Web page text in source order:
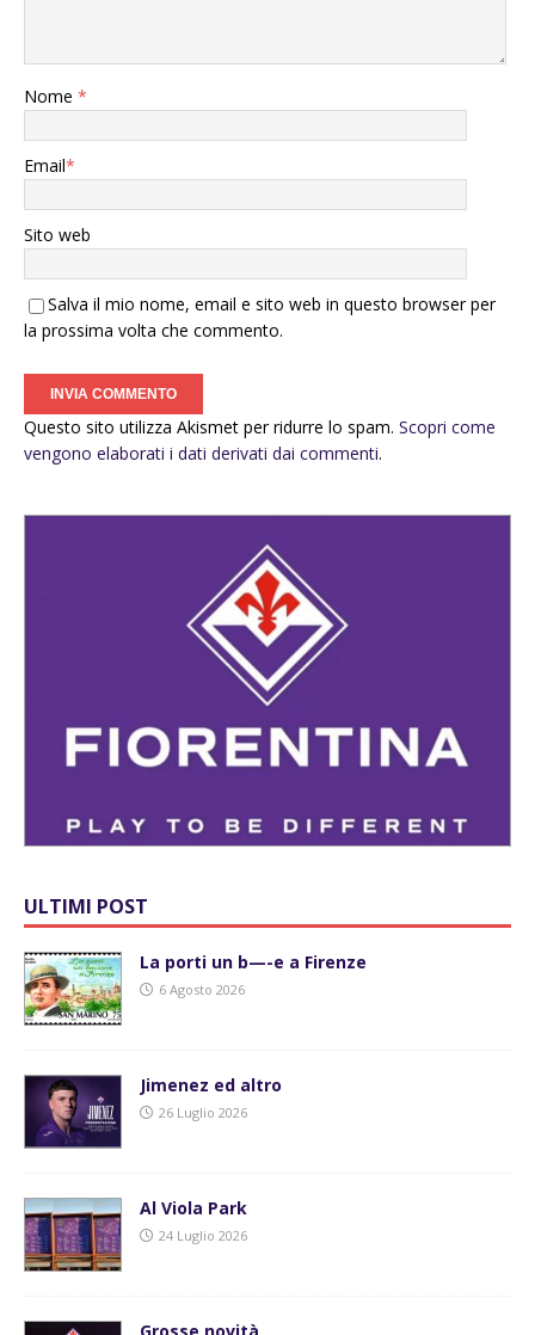
Nome *
Email*
Sito web
Salva il mio nome, email e sito web in questo browser per
la prossima volta che commento.
Questo sito utilizza Akismet per ridurre lo spam. Scopri come
vengono elaborati i dati derivati dai commenti.
ULTIMI POST
La porti un b—-e a Firenze
6 Agosto 2026
Jimenez ed altro
26 Luglio 2026
Al Viola Park
24 Luglio 2026